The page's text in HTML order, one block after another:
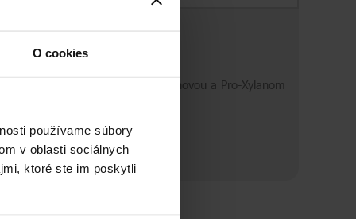
O cookies
používame súbory
v oblasti sociálnych
ktoré ste im poskytli
kyselinou hyalurónovou a Pro-Xylanom